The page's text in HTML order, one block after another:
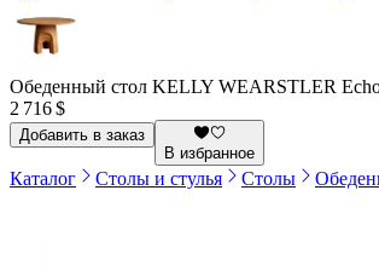
Обеденный стол KELLY WEARSTLER
2 716 $
Добавить в заказ
В избранное
Каталог Столы и стулья Столы